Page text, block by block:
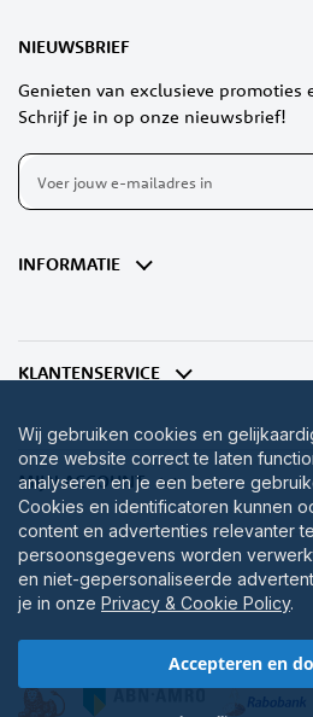
NIEUWSBRIEF
Genieten van exclusieve promoties
Schrijf je in op onze nieuwsbrief!
Abonneer
op
nieuwsbrief
INFORMATIE
KLANTENSERVICE
MIJN ACCOUNT
Wij gebruiken cookies en
onze website correct te laten
analyseren en je een betere
Cookies en identificatoren kunnen
content en advertenties relevanter
persoonsgegevens worden
en niet-gepersonaliseerde
je in onze Privacy & Cookie Policy.
Accepteren en